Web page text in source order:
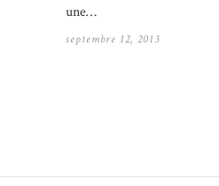
une…
septembre 12, 2013